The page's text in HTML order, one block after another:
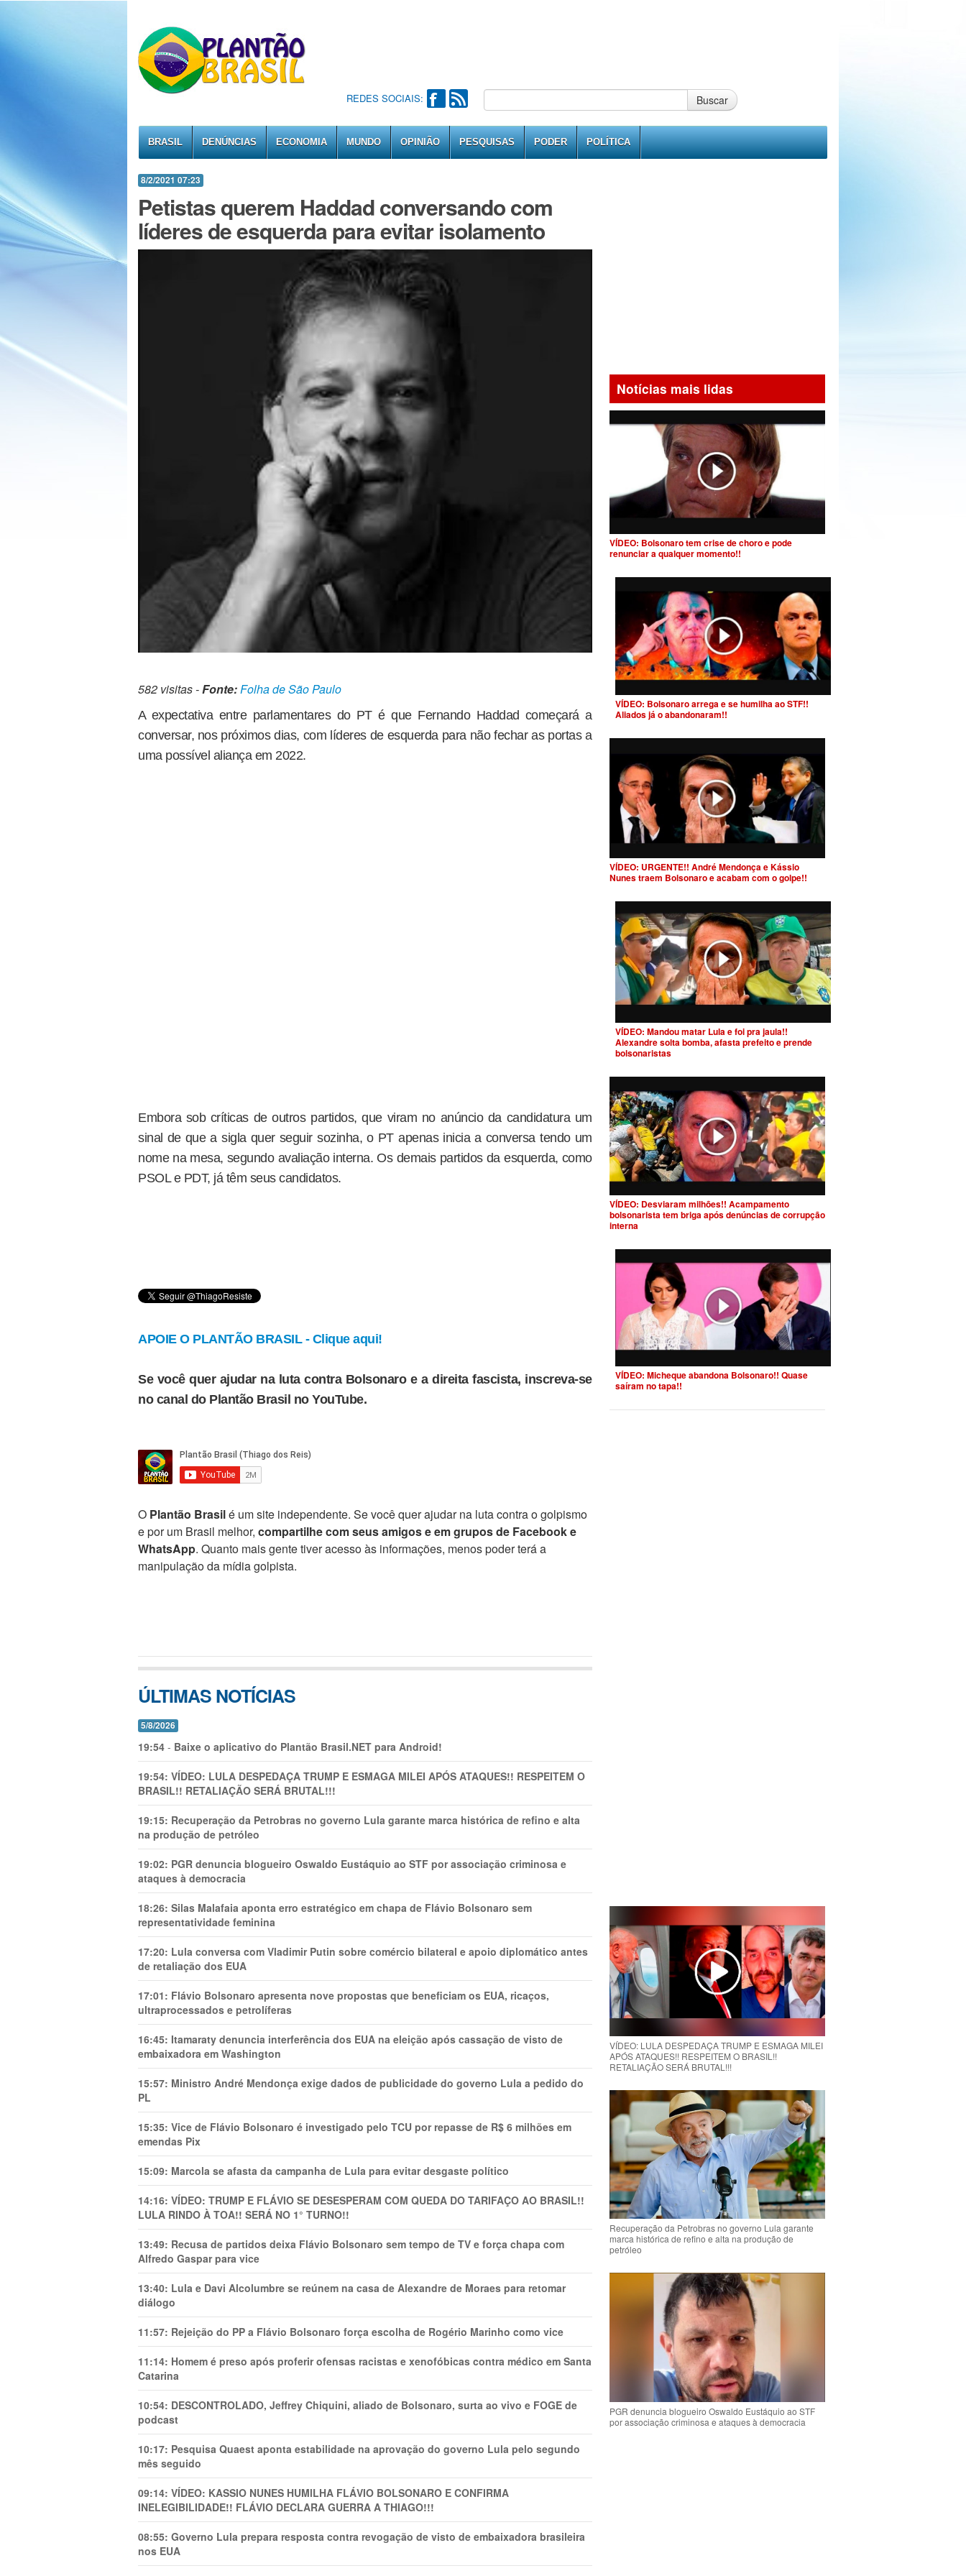
REDES SOCIAIS: Buscar
BRASIL DENÚNCIAS ECONOMIA MUNDO OPINIÃO PESQUISAS PODER POLÍTICA
8/2/2021 07:23
Petistas querem Haddad conversando com
líderes de esquerda para evitar isolamento
582 visitas -Fonte:Folha de São Paulo
A expectativa entre parlamentares do PT é que Fernando Haddad começará a
conversar, nos próximos dias, com líderes de esquerda para não fechar as portas a
uma possível aliança em 2022.
Embora sob críticas de outros partidos, que viram no anúncio da candidatura um
sinal de que a sigla quer seguir sozinha, o PT apenas inicia a conversa tendo um
nome na mesa, segundo avaliação interna. Os demais partidos da esquerda, como
PSOL e PDT, já têm seus candidatos.
APOIE O PLANTÃO BRASIL - Clique aqui!
Se você quer ajudar na luta contra Bolsonaro e a direita fascista, inscreva-se
no canal do Plantão Brasil no YouTube.
O Plantão Brasilé um site independente. Se você quer ajudar na luta contra o golpismo
e por um Brasil melhor, compartilhe com seus amigos e em grupos de Facebook e
WhatsApp. Quanto mais gente tiver acesso às informações, menos poder terá a
manipulação da mídia golpista.
ÚLTIMAS NOTÍCIAS
5/8/2026
19:54 - Baixe o aplicativo do Plantão Brasil.NET para Android!
19:54: VÍDEO: LULA DESPEDAÇA TRUMP E ESMAGA MILEI APÓS ATAQUES!! RESPEITEM O
BRASIL!! RETALIAÇÃO SERÁ BRUTAL!!!
19:15: Recuperação da Petrobras no governo Lula garante marca histórica de refino e alta
na produção de petróleo
19:02: PGR denuncia blogueiro Oswaldo Eustáquio ao STF por associação criminosa e
ataques à democracia
18:26: Silas Malafaia aponta erro estratégico em chapa de Flávio Bolsonaro sem
representatividade feminina
17:20: Lula conversa com Vladimir Putin sobre comércio bilateral e apoio diplomático antes
de retaliação dos EUA
17:01: Flávio Bolsonaro apresenta nove propostas que beneficiam os EUA, ricaços,
ultraprocessados e petrolíferas
16:45: Itamaraty denuncia interferência dos EUA na eleição após cassação de visto de
embaixadora em Washington
15:57: Ministro André Mendonça exige dados de publicidade do governo Lula a pedido do
PL
15:35: Vice de Flávio Bolsonaro é investigado pelo TCU por repasse de R$ 6 milhões em
emendas Pix
15:09: Marcola se afasta da campanha de Lula para evitar desgaste político
14:16: VÍDEO: TRUMP E FLÁVIO SE DESESPERAM COM QUEDA DO TARIFAÇO AO BRASIL!!
LULA RINDO À TOA!! SERÁ NO 1° TURNO!!
13:49: Recusa de partidos deixa Flávio Bolsonaro sem tempo de TV e força chapa com
Alfredo Gaspar para vice
13:40: Lula e Davi Alcolumbre se reúnem na casa de Alexandre de Moraes para retomar
diálogo
11:57: Rejeição do PP a Flávio Bolsonaro força escolha de Rogério Marinho como vice
11:14: Homem é preso após proferir ofensas racistas e xenofóbicas contra médico em Santa
Catarina
10:54: DESCONTROLADO, Jeffrey Chiquini, aliado de Bolsonaro, surta ao vivo e FOGE de
podcast
10:17: Pesquisa Quaest aponta estabilidade na aprovação do governo Lula pelo segundo
mês seguido
09:14: VÍDEO: KASSIO NUNES HUMlLHA FLÁVIO BOLSONARO E CONFIRMA
INELEGIBILIDADE!! FLÁVIO DECLARA GUERRA A THIAGO!!!
08:55: Governo Lula prepara resposta contra revogação de visto de embaixadora brasileira
nos EUA
Notícias mais lidas
VÍDEO: Bolsonaro tem crise de choro e pode
renunciar a qualquer momento!!
VÍDEO: Bolsonaro arrega e se humilha ao STF!!
Aliados já o abandonaram!!
VÍDEO: URGENTE!! André Mendonça e Kássio
Nunes traem Bolsonaro e acabam com o golpe!!
VÍDEO: Mandou matar Lula e foi pra jaula!!
Alexandre solta bomba, afasta prefeito e prende
bolsonaristas
VÍDEO: Desviaram milhões!! Acampamento
bolsonarista tem briga após denúncias de corrupção
interna
VÍDEO: Micheque abandona Bolsonaro!! Quase
saíram no tapa!!
VÍDEO: LULA DESPEDAÇA TRUMP E ESMAGA MILEI
APÓS ATAQUES!! RESPEITEM O BRASIL!!
RETALIAÇÃO SERÁ BRUTAL!!!
Recuperação da Petrobras no governo Lula garante
marca histórica de refino e alta na produção de
petróleo
PGR denuncia blogueiro Oswaldo Eustáquio ao STF
por associação criminosa e ataques à democracia